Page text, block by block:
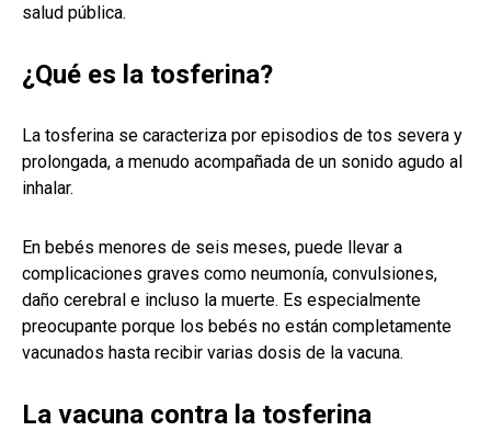
salud pública.
¿Qué es la tosferina?
La tosferina se caracteriza por episodios de tos severa y
prolongada, a menudo acompañada de un sonido agudo al
inhalar.
En bebés menores de seis meses, puede llevar a
complicaciones graves como neumonía, convulsiones,
daño cerebral e incluso la muerte. Es especialmente
preocupante porque los bebés no están completamente
vacunados hasta recibir varias dosis de la vacuna.
La vacuna contra la tosferina